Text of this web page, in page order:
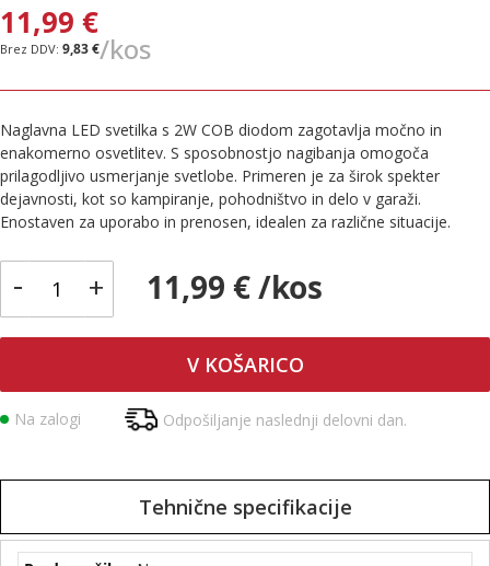
11,99 €
9,83 €/kos
Naglavna LED svetilka s 2W COB diodom zagotavlja močno in
enakomerno osvetlitev. S sposobnostjo nagibanja omogoča
prilagodljivo usmerjanje svetlobe. Primeren je za širok spekter
dejavnosti, kot so kampiranje, pohodništvo in delo v garaži.
Enostaven za uporabo in prenosen, idealen za različne situacije.
- + 11,99 € /kos
V KOŠARICO
Na zalogi Odpošiljanje naslednji delovni dan.
Tehnične specifikacije
Tehnične